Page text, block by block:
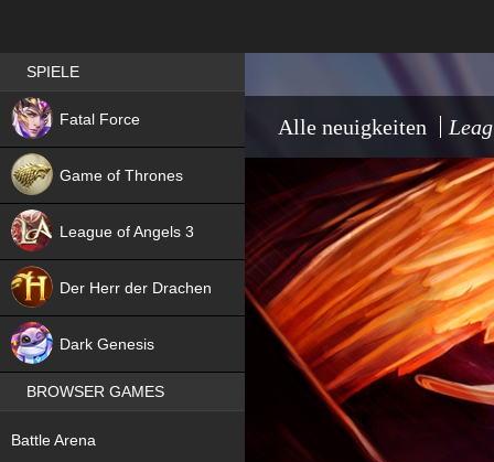
Alle neuigkeiten
Best RPG games in Germany
SPIELE
Fatal Force
NEW
Game of Thrones
League of Angels 3
Der Herr der Drachen
Dark Genesis
BROWSER GAMES
Battle Arena